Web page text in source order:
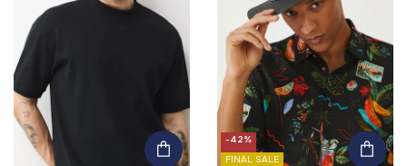
-42%
FINAL SALE